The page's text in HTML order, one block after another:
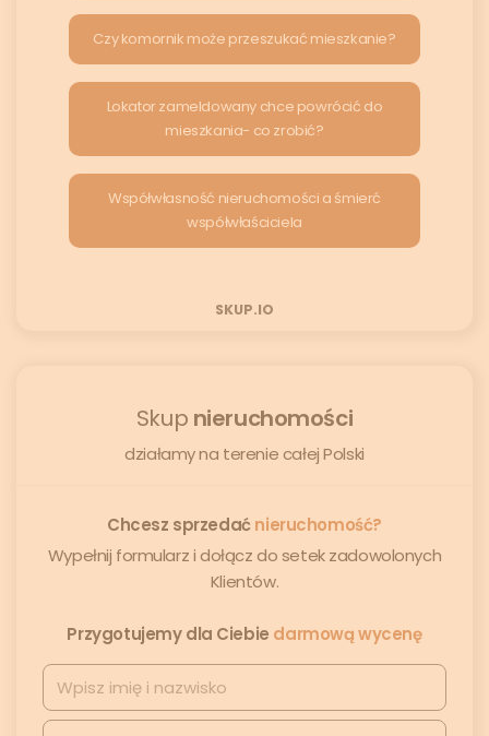
Czy komornik może przeszukać mieszkanie?
Lokator zameldowany chce powrócić do
mieszkania- co zrobić?
Współwłasność nieruchomości a śmierć
współwłaściciela
SKUP.IO
Skup nieruchomości
działamy na terenie całej Polski
Chcesz sprzedaćnieruchomość?
Wypełnij formularz i dołącz do setek zadowolonych
Klientów.
Przygotujemy dla Ciebie darmową wycenę